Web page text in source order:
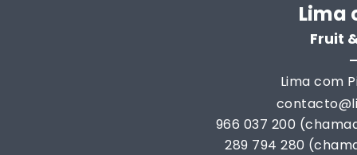
Lima
Fruit
Lima com
966 037 200
289 794 280